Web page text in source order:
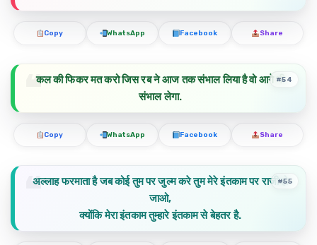
Copy WhatsApp Facebook Share
कल की फिकर मत करो जिस रब ने आज तक संभाल लिया है वो आगे भी
संभाल लेगा.
#54
Copy WhatsApp Facebook Share
अल्लाह फरमाता है जब कोई तुम पर जुल्म करे तुम मेरे इंतकाम पर राजी हो
जाओ,
क्योंकि मेरा इंतकाम तुम्हारे इंतकाम से बेहतर है.
#55